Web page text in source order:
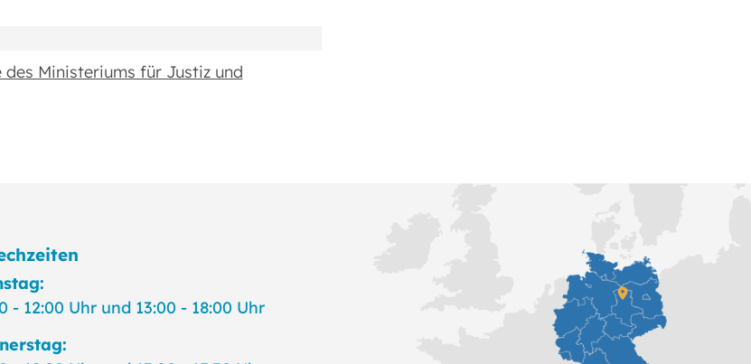
Ministeriums für Justiz und
- 12:00 Uhr und 13:00 - 18:00 Uhr